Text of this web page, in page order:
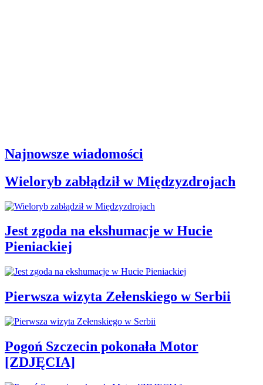
Najnowsze wiadomości
Wieloryb zabłądził w Międzyzdrojach
Jest zgoda na ekshumacje w Hucie
Pieniackiej
Pierwsza wizyta Zełenskiego w Serbii
Pogoń Szczecin pokonała Motor
[ZDJĘCIA]